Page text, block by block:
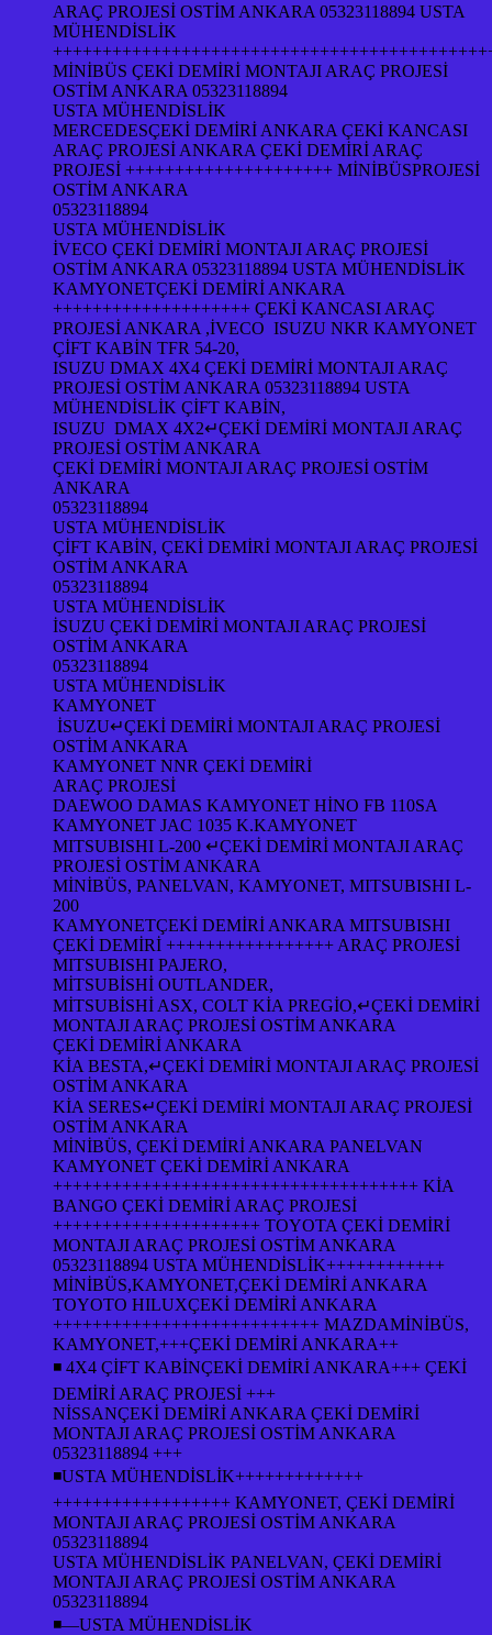
ARAÇ PROJESİ OSTİM ANKARA 05323118894 USTA
MÜHENDİSLİK
MİNİBÜS ÇEKİ DEMİRİ MONTAJI ARAÇ PROJESİ
OSTİM ANKARA 05323118894
USTA MÜHENDİSLİK
MERCEDESÇEKİ DEMİRİ ANKARA ÇEKİ KANCASI
ARAÇ PROJESİ ANKARA ÇEKİ DEMİRİ ARAÇ
PROJESİ +++++++++++++++++++++ MİNİBÜSPROJESİ
OSTİM ANKARA
05323118894
USTA MÜHENDİSLİK
İVECO ÇEKİ DEMİRİ MONTAJI ARAÇ PROJESİ
OSTİM ANKARA 05323118894 USTA MÜHENDİSLİK
KAMYONETÇEKİ DEMİRİ ANKARA
++++++++++++++++++++ ÇEKİ KANCASI ARAÇ
PROJESİ ANKARA ,İVECO ISUZU NKR KAMYONET
ÇİFT KABİN TFR 54-20,
ISUZU DMAX 4X4 ÇEKİ DEMİRİ MONTAJI ARAÇ
PROJESİ OSTİM ANKARA 05323118894 USTA
MÜHENDİSLİK ÇİFT KABİN,
ISUZU DMAX 4X2↵ÇEKİ DEMİRİ MONTAJI ARAÇ
PROJESİ OSTİM ANKARA
ÇEKİ DEMİRİ MONTAJI ARAÇ PROJESİ OSTİM
ANKARA
05323118894
USTA MÜHENDİSLİK
ÇİFT KABİN, ÇEKİ DEMİRİ MONTAJI ARAÇ PROJESİ
OSTİM ANKARA
05323118894
USTA MÜHENDİSLİK
İSUZU ÇEKİ DEMİRİ MONTAJI ARAÇ PROJESİ
OSTİM ANKARA
05323118894
USTA MÜHENDİSLİK
KAMYONET
İSUZU↵ÇEKİ DEMİRİ MONTAJI ARAÇ PROJESİ
OSTİM ANKARA
KAMYONET NNR ÇEKİ DEMİRİ
ARAÇ PROJESİ
DAEWOO DAMAS KAMYONET HİNO FB 110SA
KAMYONET JAC 1035 K.KAMYONET
MITSUBISHI L-200 ↵ÇEKİ DEMİRİ MONTAJI ARAÇ
PROJESİ OSTİM ANKARA
MİNİBÜS, PANELVAN, KAMYONET, MITSUBISHI L-
200
KAMYONETÇEKİ DEMİRİ ANKARA MITSUBISHI
ÇEKİ DEMİRİ +++++++++++++++++ ARAÇ PROJESİ
MITSUBISHI PAJERO,
MİTSUBİSHİ OUTLANDER,
MİTSUBİSHİ ASX, COLT KİA PREGİO,↵ÇEKİ DEMİRİ
MONTAJI ARAÇ PROJESİ OSTİM ANKARA
ÇEKİ DEMİRİ ANKARA
KİA BESTA,↵ÇEKİ DEMİRİ MONTAJI ARAÇ PROJESİ
OSTİM ANKARA
KİA SERES↵ÇEKİ DEMİRİ MONTAJI ARAÇ PROJESİ
OSTİM ANKARA
MİNİBÜS, ÇEKİ DEMİRİ ANKARA PANELVAN
KAMYONET ÇEKİ DEMİRİ ANKARA
+++++++++++++++++++++++++++++++++++++ KİA
BANGO ÇEKİ DEMİRİ ARAÇ PROJESİ
+++++++++++++++++++++ TOYOTA ÇEKİ DEMİRİ
MONTAJI ARAÇ PROJESİ OSTİM ANKARA
05323118894 USTA MÜHENDİSLİK++++++++++++
MİNİBÜS,KAMYONET,ÇEKİ DEMİRİ ANKARA
TOYOTO HILUXÇEKİ DEMİRİ ANKARA
+++++++++++++++++++++++++++ MAZDAMİNİBÜS,
KAMYONET,+++ÇEKİ DEMİRİ ANKARA++
◾ 4X4 ÇİFT KABİNÇEKİ DEMİRİ ANKARA+++ ÇEKİ
DEMİRİ ARAÇ PROJESİ +++
NİSSANÇEKİ DEMİRİ ANKARA ÇEKİ DEMİRİ
MONTAJI ARAÇ PROJESİ OSTİM ANKARA
05323118894 +++
◾USTA MÜHENDİSLİK+++++++++++++
++++++++++++++++++ KAMYONET, ÇEKİ DEMİRİ
MONTAJI ARAÇ PROJESİ OSTİM ANKARA
05323118894
USTA MÜHENDİSLİK PANELVAN, ÇEKİ DEMİRİ
MONTAJI ARAÇ PROJESİ OSTİM ANKARA
05323118894
◾—USTA MÜHENDİSLİK